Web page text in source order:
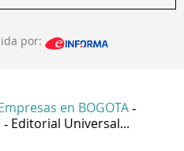
por:
en BOGOTA -
- Editorial Universal...